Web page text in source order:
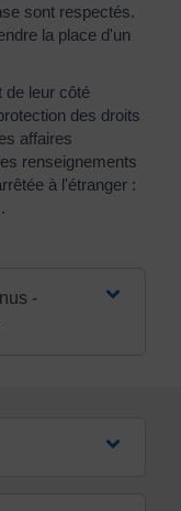
sont respectés.
la place d'un
de leur côté
des droits
affaires
renseignements
à l'étranger :
-